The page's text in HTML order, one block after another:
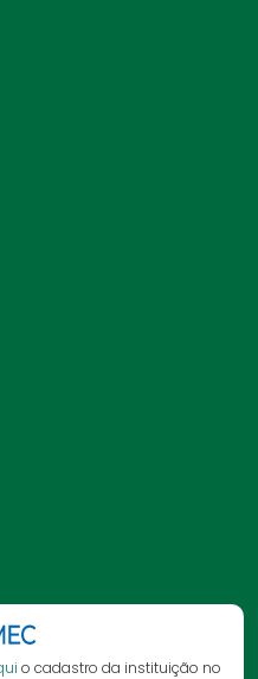
o cadastro da instituição no